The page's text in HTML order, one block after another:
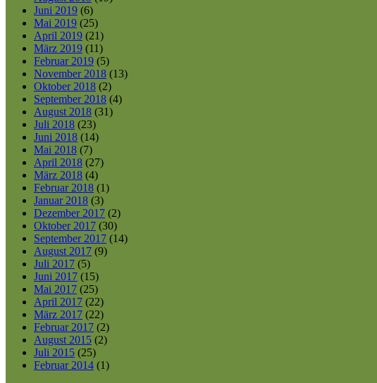
Juni 2019 (6)
Mai 2019 (25)
April 2019 (21)
März 2019 (11)
Februar 2019 (5)
November 2018 (13)
Oktober 2018 (2)
September 2018 (4)
August 2018 (31)
Juli 2018 (23)
Juni 2018 (14)
Mai 2018 (7)
April 2018 (27)
März 2018 (4)
Februar 2018 (1)
Januar 2018 (3)
Dezember 2017 (2)
Oktober 2017 (30)
September 2017 (14)
August 2017 (9)
Juli 2017 (5)
Juni 2017 (15)
Mai 2017 (25)
April 2017 (22)
März 2017 (22)
Februar 2017 (2)
August 2015 (2)
Juli 2015 (25)
Februar 2014 (1)